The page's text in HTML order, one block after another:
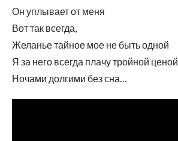
Он уплывает от меня
Вот так всегда,
Желанье тайное мое не быть одной
Я за него всегда плачу тройной ценой
Ночами долгими без сна…